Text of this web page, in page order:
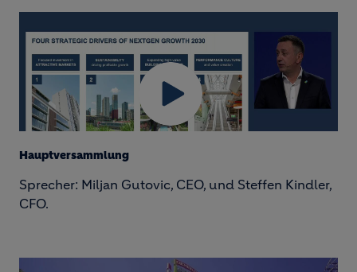
Hauptversammlung
Sprecher: Miljan Gutovic, CEO, und Steffen Kindler,
CFO.